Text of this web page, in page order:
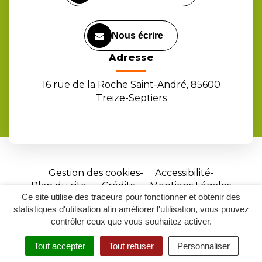
Ce site utilise des traceurs pour fonctionner et obtenir des
statistiques d'utilisation afin améliorer l'utilisation, vous pouvez
contrôler ceux que vous souhaitez activer.
Tout accepter Tout refuser Personnaliser
RECHERCHER
ACCESSIBILITÉ
Nous écrire
Adresse
16 rue de la Roche Saint-André, 85600
Treize-Septiers
Gestion des cookies
Accessibilité
Plan du site
Crédits
Mentions Légales
Site
réalisé
par
Inovagora